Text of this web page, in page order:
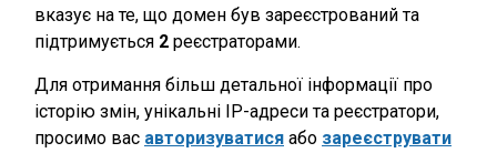
вказує на те, що домен був зареєстрований та
підтримується 2 реєстраторами.
Для отримання більш детальної інформації про
історію змін, унікальні IP-адреси та реєстратори,
просимо вас авторизуватися або зареєструвати